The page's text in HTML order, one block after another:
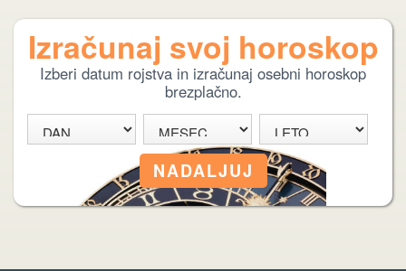
Izračunaj svoj horoskop
Izberi datum rojstva in izračunaj osebni horoskop
brezplačno.